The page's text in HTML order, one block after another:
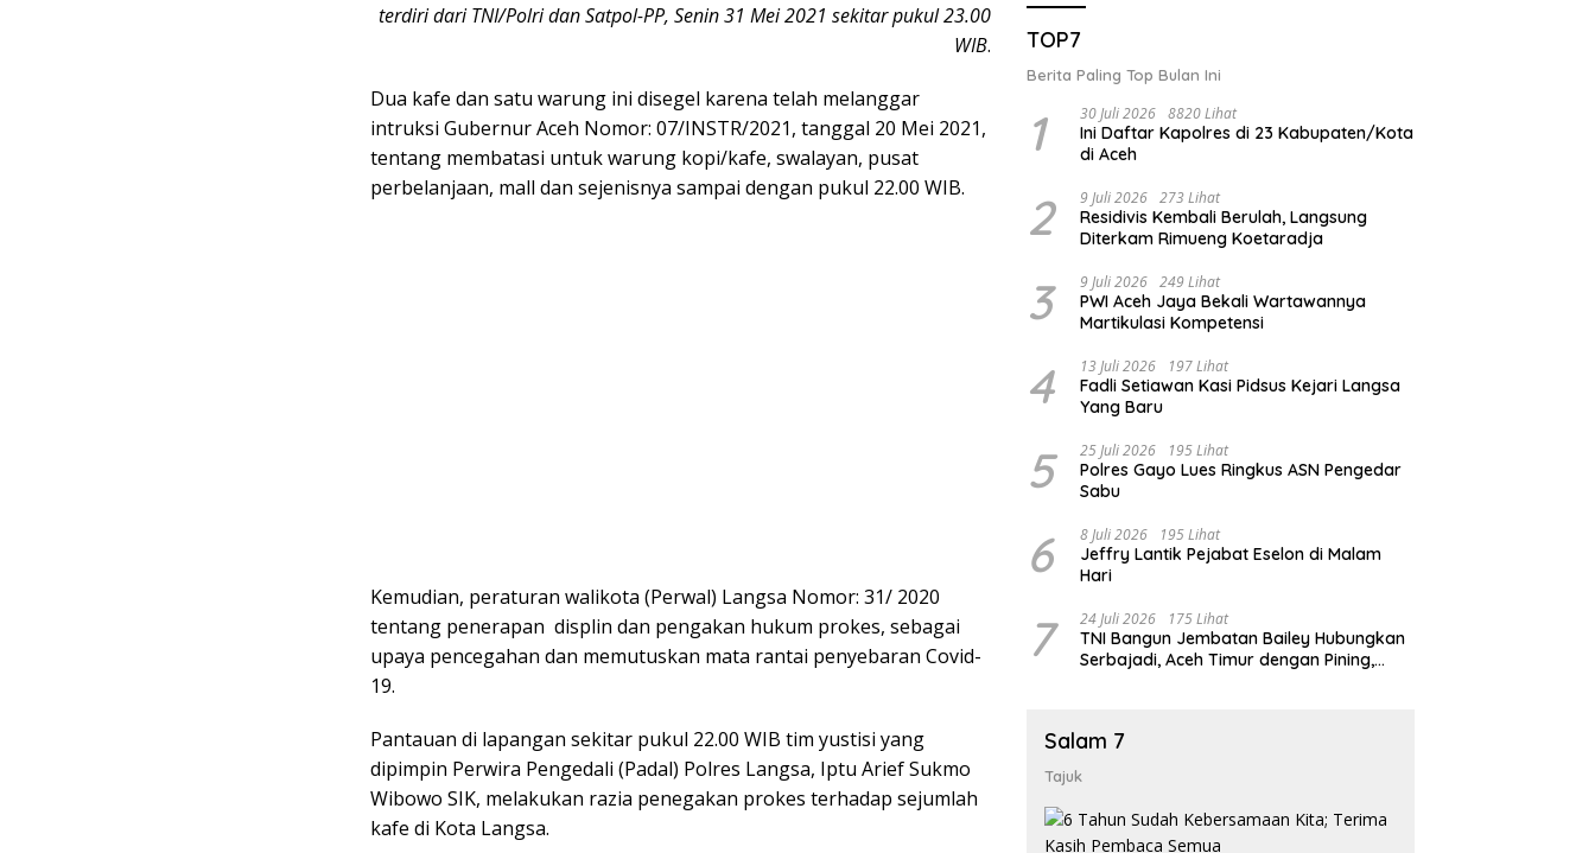
terdiri dari TNI/Polri dan Satpol-PP, Senin 31 Mei 2021 sekitar pukul 23.00
WIB.
Dua kafe dan satu warung ini disegel karena telah melanggar
intruksi Gubernur Aceh Nomor: 07/INSTR/2021, tanggal 20 Mei 2021,
tentang membatasi untuk warung kopi/kafe, swalayan, pusat
perbelanjaan, mall dan sejenisnya sampai dengan pukul 22.00 WIB.
Kemudian, peraturan walikota (Perwal) Langsa Nomor: 31/ 2020
tentang penerapan displin dan pengakan hukum prokes, sebagai
upaya pencegahan dan memutuskan mata rantai penyebaran Covid-
19.
Pantauan di lapangan sekitar pukul 22.00 WIB tim yustisi yang
dipimpin Perwira Pengedali (Padal) Polres Langsa, Iptu Arief Sukmo
Wibowo SIK, melakukan razia penegakan prokes terhadap sejumlah
kafe di Kota Langsa.
TOP7
Berita Paling Top Bulan Ini
1 30 Juli 2026 8820 Lihat
Ini Daftar Kapolres di 23 Kabupaten/Kota
di Aceh
2 9 Juli 2026 273 Lihat
Residivis Kembali Berulah, Langsung
Diterkam Rimueng Koetaradja
3 9 Juli 2026 249 Lihat
PWI Aceh Jaya Bekali Wartawannya
Martikulasi Kompetensi
4 13 Juli 2026 197 Lihat
Fadli Setiawan Kasi Pidsus Kejari Langsa
Yang Baru
5 25 Juli 2026 195 Lihat
Polres Gayo Lues Ringkus ASN Pengedar
Sabu
6 8 Juli 2026 195 Lihat
Jeffry Lantik Pejabat Eselon di Malam
Hari
7 24 Juli 2026 175 Lihat
TNI Bangun Jembatan Bailey Hubungkan
Serbajadi, Aceh Timur dengan Pining,
Salam 7
Tajuk